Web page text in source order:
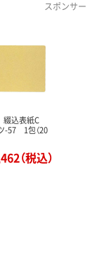
スポンサー
込表紙C
57 1包（20
（税込）